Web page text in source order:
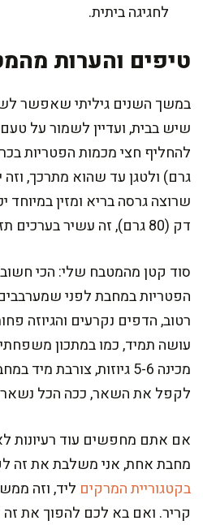
לחגיגה ביתית.
טיפים והערות
במשך השנים גיליתי שאפשר
שיש בבית, ועדיין לשמור על
גרם) ולטגן עד שהוא מתרכך, וזה
שרוצה גרסה בריא ומזין במיוחד
דק (80 גרם), זה עשיר בערכים תזונתיים ונותן צבע יפה.
סוד קטן מהמטבח שלי: הכי
הפטריות במחבת לפני
רטוב, הדפים נקרעים והגיוזה
עושה תמיד, כמו במתכון
מכינה 5-6 גיוזות, צורבת
לקפל את השאר, ככה הכל נשאר
אם אתם מחפשים עוד רעיונות
מחבת אחת, אני משלבת את זה
בקטגוריית המרקים ליד, וזה
קריר. ואם בא לכם להפוך את זה